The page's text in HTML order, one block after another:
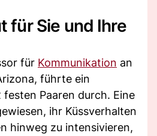
für Sie und Ihre
für Kommunikation an
führte ein
Paaren durch. Eine
ihr Küssverhalten
hinweg zu intensivieren,